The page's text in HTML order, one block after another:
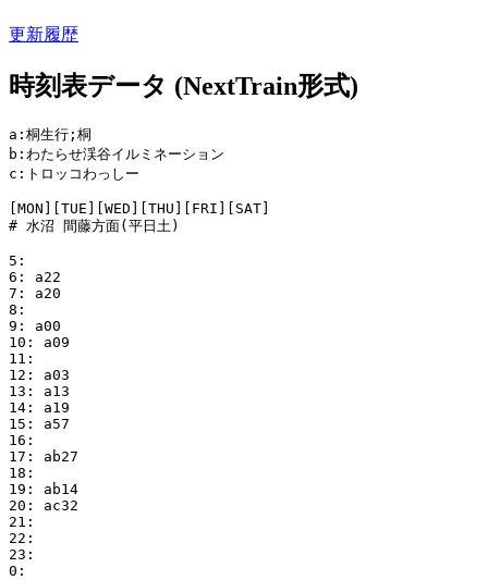
更新履歴
時刻表データ (NextTrain形式)
a:桐生行;桐
b:わたらせ渓谷イルミネーション
c:トロッコわっしー
[MON][TUE][WED][THU][FRI][SAT]
# 水沼 間藤方面(平日土)
5:
6: a22
7: a20
8:
9: a00
10: a09
11:
12: a03
13: a13
14: a19
15: a57
16:
17: ab27
18:
19: ab14
20: ac32
21:
22:
23:
0: